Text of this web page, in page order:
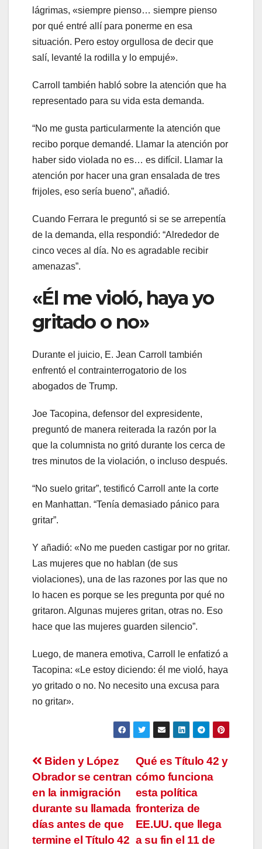
lágrimas, «siempre pienso… siempre pienso
por qué entré allí para ponerme en esa
situación. Pero estoy orgullosa de decir que
salí, levanté la rodilla y lo empujé».
Carroll también habló sobre la atención que ha
representado para su vida esta demanda.
“No me gusta particularmente la atención que
recibo porque demandé. Llamar la atención por
haber sido violada no es… es difícil. Llamar la
atención por hacer una gran ensalada de tres
frijoles, eso sería bueno”, añadió.
Cuando Ferrara le preguntó si se se arrepentía
de la demanda, ella respondió: “Alrededor de
cinco veces al día. No es agradable recibir
amenazas”.
«Él me violó, haya yo
gritado o no»
Durante el juicio, E. Jean Carroll también
enfrentó el contrainterrogatorio de los
abogados de Trump.
Joe Tacopina, defensor del expresidente,
preguntó de manera reiterada la razón por la
que la columnista no gritó durante los cerca de
tres minutos de la violación, o incluso después.
“No suelo gritar”, testificó Carroll ante la corte
en Manhattan. “Tenía demasiado pánico para
gritar”.
Y añadió: «No me pueden castigar por no gritar.
Las mujeres que no hablan (de sus
violaciones), una de las razones por las que no
lo hacen es porque se les pregunta por qué no
gritaron. Algunas mujeres gritan, otras no. Eso
hace que las mujeres guarden silencio”.
Luego, de manera emotiva, Carroll le enfatizó a
Tacopina: «Le estoy diciendo: él me violó, haya
yo gritado o no. No necesito una excusa para
no gritar».
Navegación
de
entradas
Qué es Título 42 y
cómo funciona
esta política
fronteriza de
EE.UU. que llega
a su fin el 11 de
Biden y López
Obrador se centran
en la inmigración
durante su llamada
días antes de que
termine el Título 42